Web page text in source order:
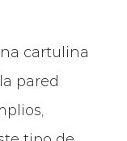
cartulina
pared